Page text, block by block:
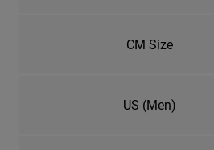
CM Size
US (Men)